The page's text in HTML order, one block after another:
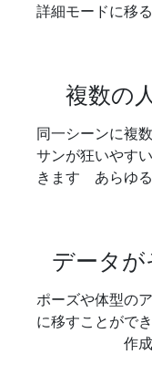
詳細モードに移
複数の
同一シーンに複
サンが狂いやす
きます あらゆ
データ
ポーズや体型の
に移すことがで
作